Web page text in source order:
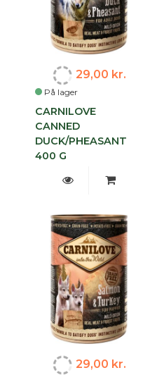
På lager
29,00 kr.
CARNILOVE
CANNED
DUCK/PHEASANT
400 G
29,00 kr.